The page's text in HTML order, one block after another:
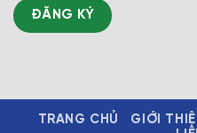
TRANG CHỦ GIỚI